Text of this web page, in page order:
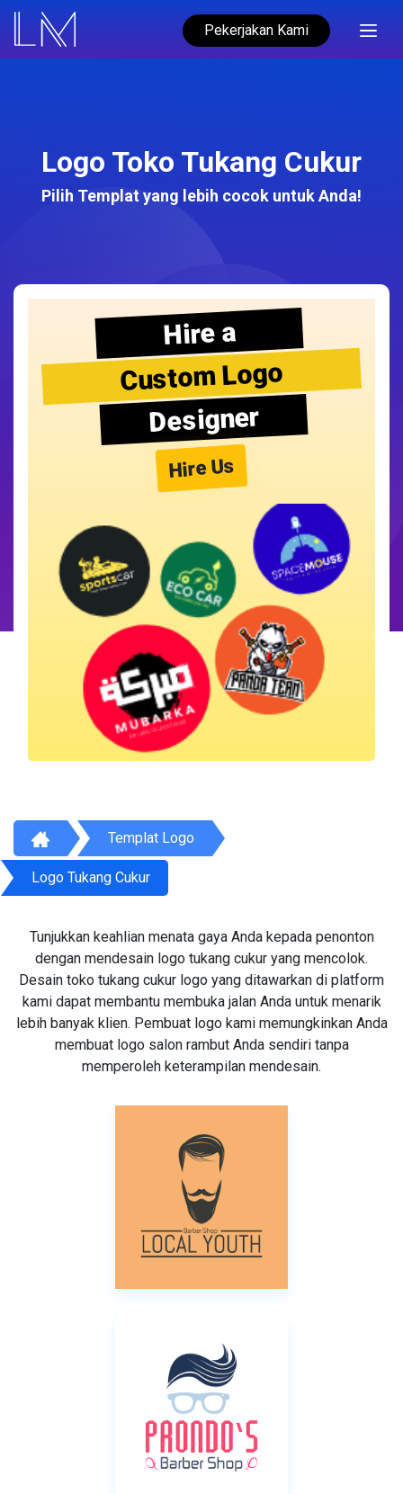
Pekerjakan Kami
Logo Toko Tukang Cukur
Pilih Templat yang lebih cocok untuk Anda!
Hire a
Custom Logo
Designer
Hire Us
Templat Logo
Logo Tukang Cukur
Tunjukkan keahlian menata gaya Anda kepada penonton
dengan mendesain logo tukang cukur yang mencolok.
Desain toko tukang cukur logo yang ditawarkan di platform
kami dapat membantu membuka jalan Anda untuk menarik
lebih banyak klien. Pembuat logo kami memungkinkan Anda
membuat logo salon rambut Anda sendiri tanpa
memperoleh keterampilan mendesain.